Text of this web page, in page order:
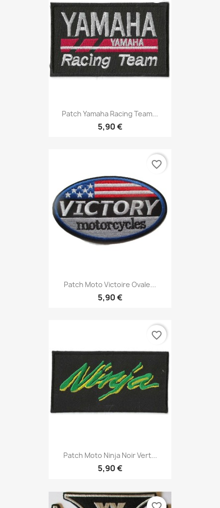
Patch Yamaha Racing Team...
5,90 €
Patch Moto Victoire Ovale...
5,90 €
favorite_border
Patch Moto Ninja Noir Vert...
5,90 €
favorite_border